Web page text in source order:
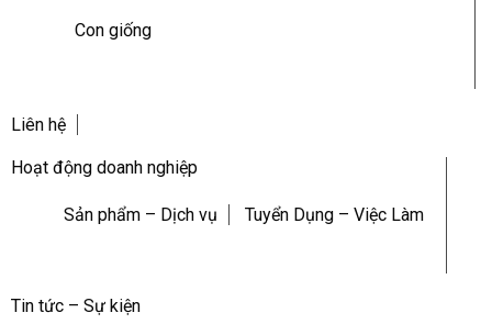
Con giống
Liên hệ
Hoạt động doanh nghiệp
Sản phẩm – Dịch vụ Tuyển Dụng – Việc Làm
Tin tức – Sự kiện